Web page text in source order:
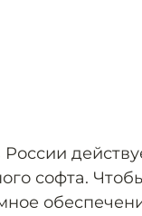
России
софта.